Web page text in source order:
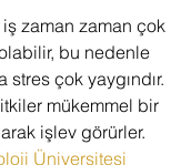
zaman zaman çok
bu nedenle
stres çok yaygındır.
mükemmel bir
işlev görürler.
Üniversitesi